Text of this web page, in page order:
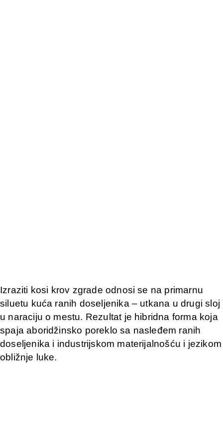
Izraziti kosi krov zgrade odnosi se na primarnu
siluetu kuća ranih doseljenika – utkana u drugi sloj
u naraciju o mestu. Rezultat je hibridna forma koja
spaja aboridžinsko poreklo sa nasleđem ranih
doseljenika i industrijskom materijalnošću i jezikom
obližnje luke.